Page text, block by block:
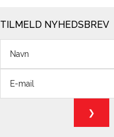
TILMELD NYHEDSBREV